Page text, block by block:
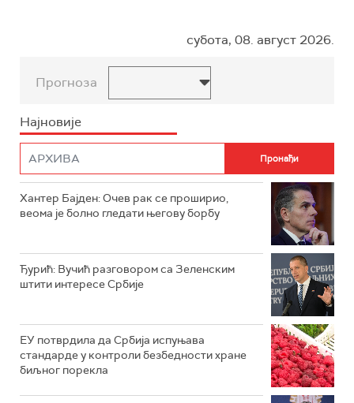
субота, 08. август 2026.
Прогноза
Најновије
Хантер Бајден: Очев рак се проширио,
веома је болно гледати његову борбу
Ђурић: Вучић разговором са Зеленским
штити интересе Србије
ЕУ потврдила да Србија испуњава
стандарде у контроли безбедности хране
биљног порекла